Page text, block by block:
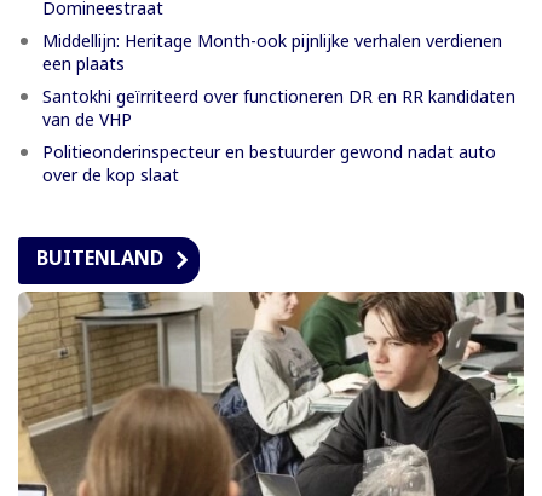
Domineestraat
Middellijn: Heritage Month-ook pijnlijke verhalen verdienen
een plaats
Santokhi geïrriteerd over functioneren DR en RR kandidaten
van de VHP
Politieonderinspecteur en bestuurder gewond nadat auto
over de kop slaat
BUITENLAND